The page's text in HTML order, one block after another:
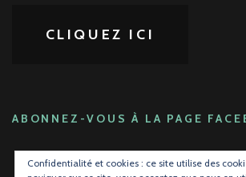
CLIQUEZ ICI
ABONNEZ-VOUS À LA PAGE
Confidentialité et cookies : ce site utilise des